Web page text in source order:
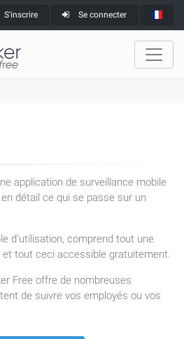
S'inscrire Se connecter
application de surveillance mobile
détail ce qui se passe sur un
d'utilisation, comprend tout une
tout ceci accessible gratuitement.
Free offre de nombreuses
de suivre vos employés ou vos